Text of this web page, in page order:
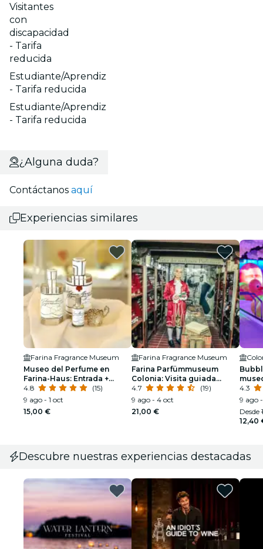
Visitantes
con
discapacidad
- Tarifa
reducida
Estudiante/Aprendiz
- Tarifa reducida
Estudiante/Aprendiz
- Tarifa reducida
¿Alguna duda?
Contáctanos aquí
Experiencias similares
Farina Fragrance Museum
Museo del Perfume en
Farina-Haus: Entrada +
Visita Guiada
4.8
(15)
9 ago - 1 oct
15,00 €
Farina Fragrance Museum
Farina Parfümmuseum
Colonia: Visita guiada
pública con vestimenta
histórica
4.7
(19)
9 ago - 4 oct
21,00 €
4.3
9 ago
Desde
12,40
Descubre nuestras experiencias destacadas